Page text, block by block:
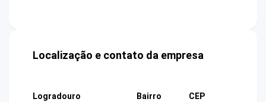
Localização e contato da empresa
Logradouro
Bairro
CEP